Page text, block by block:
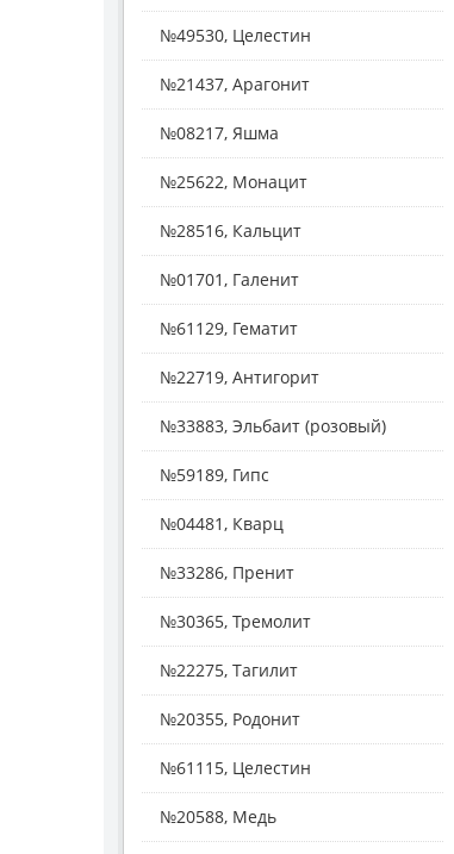
№49530, Целестин
№21437, Арагонит
№08217, Яшма
№25622, Монацит
№28516, Кальцит
№01701, Галенит
№61129, Гематит
№22719, Антигорит
№33883, Эльбаит (розовый)
№59189, Гипс
№04481, Кварц
№33286, Пренит
№30365, Тремолит
№22275, Тагилит
№20355, Родонит
№61115, Целестин
№20588, Медь